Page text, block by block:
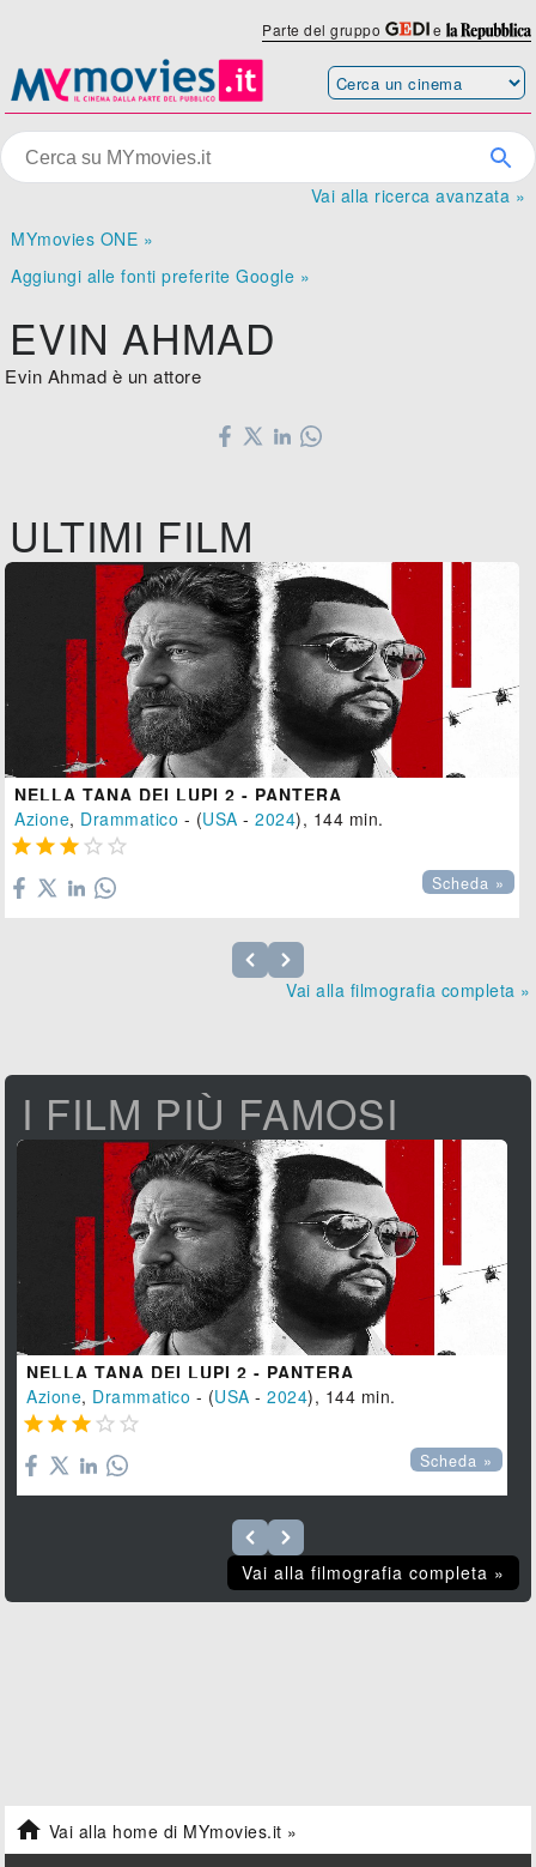
Parte del gruppo e
Vai alla ricerca avanzata »
MYmovies ONE »
Aggiungi alle fonti preferite Google »
EVIN AHMAD
Evin Ahmad è un attore
ULTIMI FILM
NELLA TANA DEI LUPI 2 - PANTERA
Azione, Drammatico - (USA -2024), 144 min.
    
Scheda »
Vai alla filmografia completa »
I FILM PIÙ FAMOSI
NELLA TANA DEI LUPI 2 - PANTERA
Azione, Drammatico - (USA -2024), 144 min.
    
Scheda »
Vai alla filmografia completa »
 Vai alla home di MYmovies.it »